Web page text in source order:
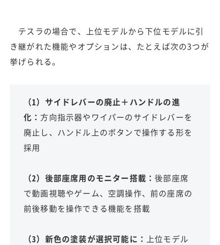
テスラの場合で、上位モデルから下位モデルに引
き継がれた機能やオプションは、たとえば次の3つが
挙げられる。
（1）サイドレバーの廃止＋ハンドルの進
化： 方向指示器やワイパーのサイドレバーを
廃止し、ハンドル上のボタンで操作する形を
採用
（2）後部座席用のモニター搭載：後部座席
で動画視聴やゲーム、空調操作、前の座席の
前後移動を操作できる機能を搭載
（3）新色の塗装が選択可能に： 上位モデル